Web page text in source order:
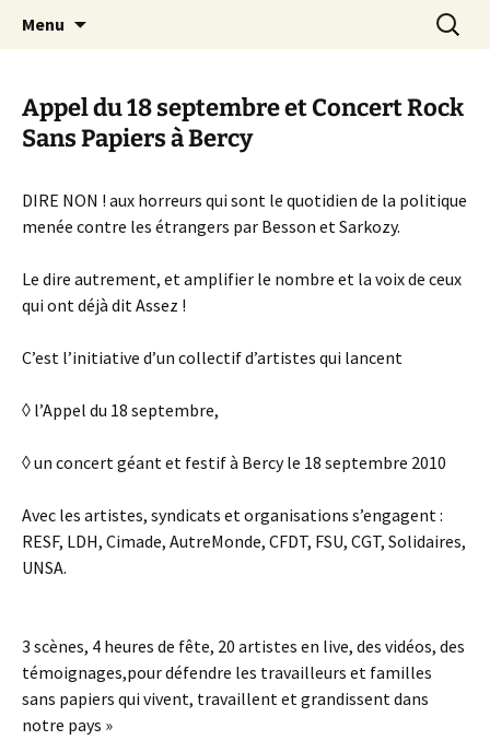
Canal Marches
Menu
Appel du 18 septembre et Concert Rock
Sans Papiers à Bercy
DIRE NON ! aux horreurs qui sont le quotidien de la politique
menée contre les étrangers par Besson et Sarkozy.
Le dire autrement, et amplifier le nombre et la voix de ceux
qui ont déjà dit Assez !
C’est l’initiative d’un collectif d’artistes qui lancent
◊ l’Appel du 18 septembre,
◊ un concert géant et festif à Bercy le 18 septembre 2010
Avec les artistes, syndicats et organisations s’engagent :
RESF, LDH, Cimade, AutreMonde, CFDT, FSU, CGT, Solidaires,
UNSA.
3 scènes, 4 heures de fête, 20 artistes en live, des vidéos, des
témoignages,pour défendre les travailleurs et familles
sans papiers qui vivent, travaillent et grandissent dans
notre pays »